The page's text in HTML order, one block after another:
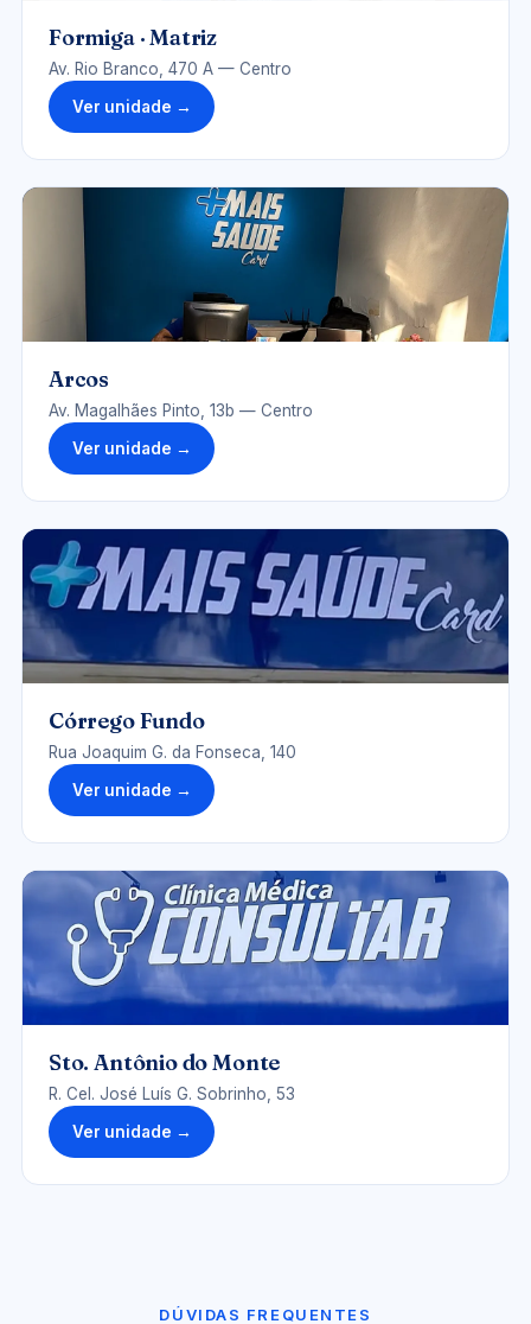
Formiga · Matriz
Av. Rio Branco, 470 A — Centro
Ver unidade →
UNIDADE-ARCOS.JPG
Arcos
Av. Magalhães Pinto, 13b — Centro
Ver unidade →
UNIDADE-CORREGO-FUNDO.JPG
Córrego Fundo
Rua Joaquim G. da Fonseca, 140
Ver unidade →
UNIDADE-SAMONTE.JPG
Sto. Antônio do Monte
R. Cel. José Luís G. Sobrinho, 53
Ver unidade →
DÚVIDAS FREQUENTES